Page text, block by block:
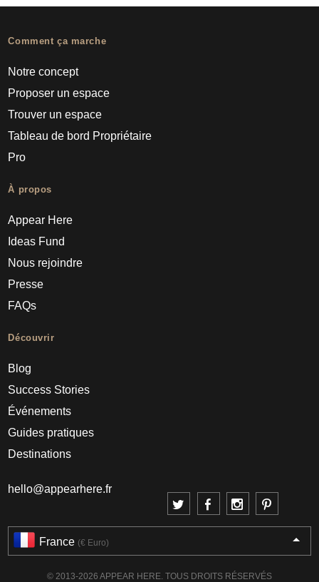
Comment ça marche
Notre concept
Proposer un espace
Trouver un espace
Tableau de bord Propriétaire
Pro
À propos
Appear Here
Ideas Fund
Nous rejoindre
Presse
FAQs
Découvrir
Blog
Success Stories
Événements
Guides pratiques
Destinations
hello@appearhere.fr
France (€ Euro)
© 2013-2026 APPEAR HERE. TOUS DROITS RÉSERVÉS